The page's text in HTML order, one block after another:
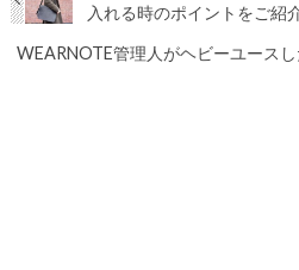
入れる時のポイントをご紹介
WEARNOTE管理人がヘビーユース